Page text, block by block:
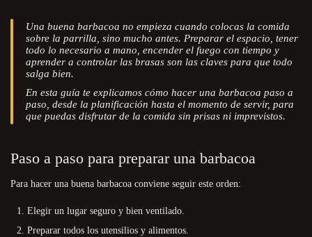
Una buena barbacoa no empieza cuando colocas la comida
sobre la parrilla, sino mucho antes. Preparar el espacio, tener
todo lo necesario a mano, encender el fuego con tiempo y
aprender a controlar las brasas son las claves para que todo
salga bien.
En esta guía te explicamos cómo hacer una barbacoa paso a
paso, desde la planificación hasta el momento de servir, para
que puedas disfrutar de la comida sin prisas ni imprevistos.
Paso a paso para preparar una barbacoa
Para hacer una buena barbacoa conviene seguir este orden:
Elegir un lugar seguro y bien ventilado.
Preparar todos los utensilios y alimentos.